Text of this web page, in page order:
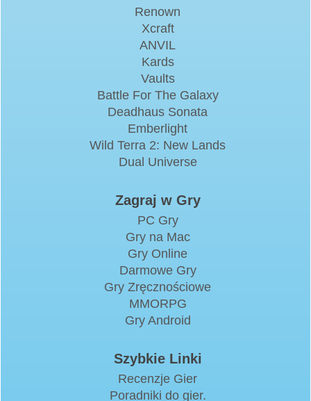
Renown
Xcraft
ANVIL
Kards
Vaults
Battle For The Galaxy
Deadhaus Sonata
Emberlight
Wild Terra 2: New Lands
Dual Universe
Zagraj w Gry
PC Gry
Gry na Mac
Gry Online
Darmowe Gry
Gry Zręcznościowe
MMORPG
Gry Android
Szybkie Linki
Recenzje Gier
Poradniki do gier.